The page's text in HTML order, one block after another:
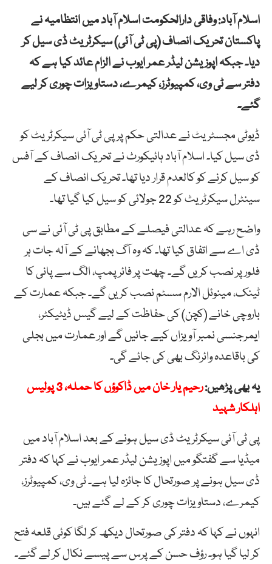
اسلام آباد: وفاقی دارالحکومت اسلام آباد میں انتظامیہ نے
پاکستان تحریک انصاف (پی ٹی آئی) سیکرٹریٹ ڈی سیل کر
دیا۔ جبکہ اپوزیشن لیڈر عمر ایوب نے الزام عائد کیا ہے کہ
دفتر سے ٹی وی، کمپیوٹرز، کیمرے، دستاویزات چوری کر لیے
گئے۔
ڈیوٹی مجسٹریٹ نے عدالتی حکم پر پی ٹی آئی سیکرٹریٹ کو
ڈی سیل کیا۔ اسلام آباد ہائیکورٹ نے تحریک انصاف کے آفس
کو سیل کرنے کو کالعدم قرار دیا تھا۔ تحریک انصاف کے
سینٹرل سیکرٹریٹ کو 22 جولائی کو سیل کیا گیا تھا۔
واضح رہے کہ عدالتی فیصلے کے مطابق پی ٹی آئی نے سی
ڈی اے سے اتفاق کیا تھا۔ کہ وہ آگ بجھانے کے آلہ جات ہر
فلور پر نصب کریں گے۔ چھت پر فائر پمپ، الگ سے پانی کا
ٹینک، مینوئل الارم سسٹم نصب کریں گے۔ جبکہ عمارت کے
باروچی خانے (کچن) کی حفاظت کے لیے گیس ڈیٹیکٹر،
ایمرجنسی نمبر آویزاں کیے جائیں گے اور عمارت میں بجلی
کی باقاعدہ وائرنگ بھی کی جائے گی۔
یہ بھی پڑھیں:
رحیم یار خان میں ڈاکوؤں کا حملہ، 3 پولیس
اہلکار شہید
پی ٹی آئی سیکرٹریٹ ڈی سیل ہونے کے بعد اسلام آباد میں
میڈیا سے گفتگو میں اپوزیشن لیڈر عمر ایوب نے کہا کہ دفتر
ڈی سیل ہونے پر صورتحال کا جائزہ لیا ہے۔ ٹی وی، کمپیوٹرز،
کیمرے، دستاویزات چوری کر کے لے گئے ہیں۔
انہوں نے کہا کہ دفتر کی صورتحال دیکھ کر لگا کوئی قلعہ فتح
کر لیا گیا ہو۔ رؤف حسن کے پرس سے پیسے نکال کر لے گئے۔